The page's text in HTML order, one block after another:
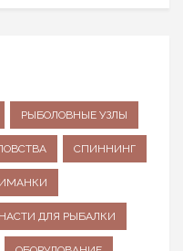
РЫБОЛОВНЫЕ УЗЛЫ
СПИННИНГ
ДЛЯ РЫБАЛКИ